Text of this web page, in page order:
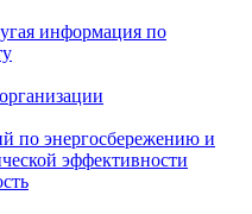
информация по
по энергосбережению и
эффективности